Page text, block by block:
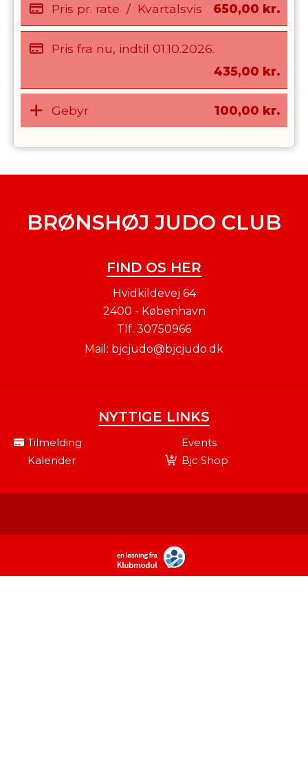
Pris pr. rate / Kvartalsvis 650,00 kr.
Pris fra nu, indtil 01.10.2026.
435,00 kr.
Gebyr 100,00 kr.
BRØNSHØJ JUDO CLUB
FIND OS HER
Hvidkildevej 64
2400 - København
Tlf. 30750966
Mail: bjcjudo@bjcjudo.dk
NYTTIGE LINKS
Tilmelding
Events
Kalender
Bjc Shop